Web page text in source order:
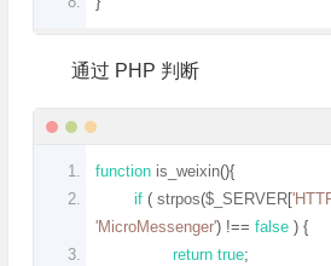
通过 PHP 判断
function is_weixin(){
if ( strpos($_SERVER[
'MicroMessenger') !== false ) {
return true;